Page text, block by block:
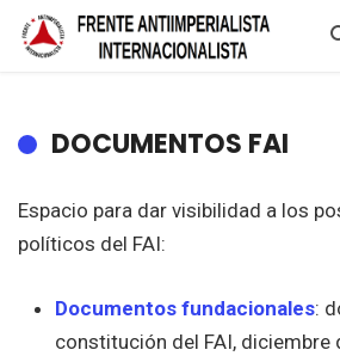
DOCUMENTOS FAI
Espacio para dar visibilidad a los
políticos del FAI:
Documentos fundacionales:
constitución del FAI, diciembre